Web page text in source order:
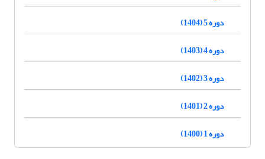
دوره 5 (1404)
دوره 4 (1403)
دوره 3 (1402)
دوره 2 (1401)
دوره 1 (1400)